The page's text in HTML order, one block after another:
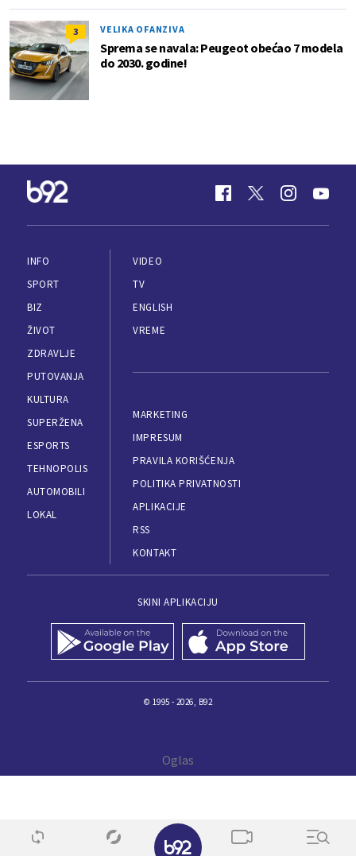
3 VELIKA OFANZIVA
Sprema se navala: Peugeot obećao 7 modela
do 2030. godine!
INFO
SPORT
BIZ
ŽIVOT
ZDRAVLJE
PUTOVANJA
KULTURA
SUPERŽENA
ESPORTS
TEHNOPOLIS
AUTOMOBILI
LOKAL
VIDEO
TV
ENGLISH
VREME
MARKETING
IMPRESUM
PRAVILA KORIŠĆENJA
POLITIKA PRIVATNOSTI
APLIKACIJE
RSS
KONTAKT
SKINI APLIKACIJU
© 1995 - 2026, B92
✕